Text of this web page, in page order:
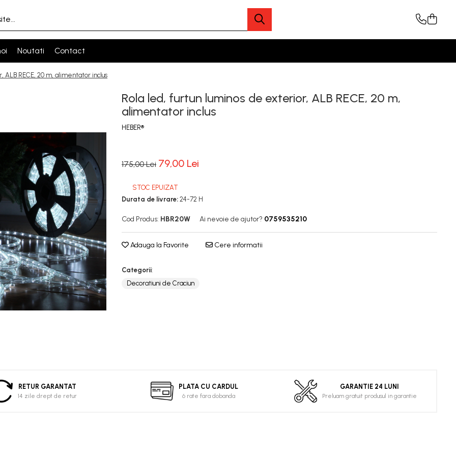
Noutati Contact
RECE, 20 m, alimentator inclus
Rola led, furtun luminos de exterior, ALB RECE, 20 m,
alimentator inclus
HEBER®
175,00 Lei 79,00 Lei
STOC EPUIZAT
Durata de livrare: 24-72 H
Cod Produs: HBR20W Ai nevoie de ajutor? 0759535210
Adauga la Favorite Cere informatii
Categorii:
Decoratiuni de Craciun
RETUR GARANTAT
14 zile drept de retur
PLATA CU CARDUL
6 rate fara dobanda
GARANTIE 24 LUNI
Preluam gratuit produsul in garantie